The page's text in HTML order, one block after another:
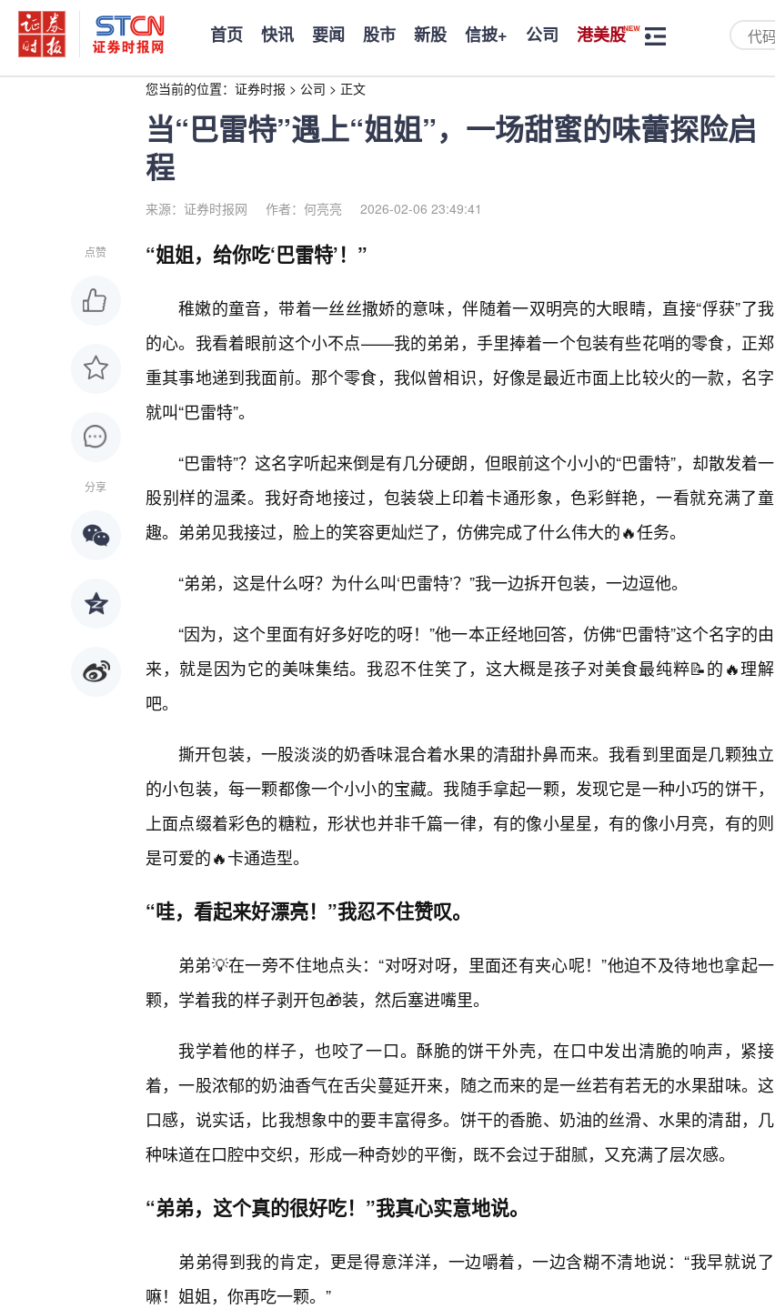
首页 快讯 要闻 股市 新股 信披+ 公司 港美股
您当前的位置： 证券时报 > 公司 > 正文
当“巴雷特”遇上“姐姐”，一场甜蜜的味蕾探险启
程
来源：证券时报网 作者：何亮亮 2026-02-06 23:49:41
点赞
分享
“姐姐，给你吃‘巴雷特’！”
稚嫩的童音，带着一丝丝撒娇的意味，伴随着一双明亮的大眼睛，直接“俘获”了我
的心。我看着眼前这个小不点——我的弟弟，手里捧着一个包装有些花哨的零食，正郑
重其事地递到我面前。那个零食，我似曾相识，好像是最近市面上比较火的一款，名字
就叫“巴雷特”。
“巴雷特”？这名字听起来倒是有几分硬朗，但眼前这个小小的“巴雷特”，却散发着一
股别样的温柔。我好奇地接过，包装袋上印着卡通形象，色彩鲜艳，一看就充满了童
趣。弟弟见我接过，脸上的笑容更灿烂了，仿佛完成了什么伟大的🔥任务。
“弟弟，这是什么呀？为什么叫‘巴雷特’？”我一边拆开包装，一边逗他。
“因为，这个里面有好多好吃的呀！”他一本正经地回答，仿佛“巴雷特”这个名字的由
来，就是因为它的美味集结。我忍不住笑了，这大概是孩子对美食最纯粹📝的🔥理解
吧。
撕开包装，一股淡淡的奶香味混合着水果的清甜扑鼻而来。我看到里面是几颗独立
的小包装，每一颗都像一个小小的宝藏。我随手拿起一颗，发现它是一种小巧的饼干，
上面点缀着彩色的糖粒，形状也并非千篇一律，有的像小星星，有的像小月亮，有的则
是可爱的🔥卡通造型。
“哇，看起来好漂亮！”我忍不住赞叹。
弟弟💡在一旁不住地点头：“对呀对呀，里面还有夹心呢！”他迫不及待地也拿起一
颗，学着我的样子剥开包🎁装，然后塞进嘴里。
我学着他的样子，也咬了一口。酥脆的饼干外壳，在口中发出清脆的响声，紧接
着，一股浓郁的奶油香气在舌尖蔓延开来，随之而来的是一丝若有若无的水果甜味。这
口感，说实话，比我想象中的要丰富得多。饼干的香脆、奶油的丝滑、水果的清甜，几
种味道在口腔中交织，形成一种奇妙的平衡，既不会过于甜腻，又充满了层次感。
“弟弟，这个真的很好吃！”我真心实意地说。
弟弟得到我的肯定，更是得意洋洋，一边嚼着，一边含糊不清地说：“我早就说了
嘛！姐姐，你再吃一颗。”